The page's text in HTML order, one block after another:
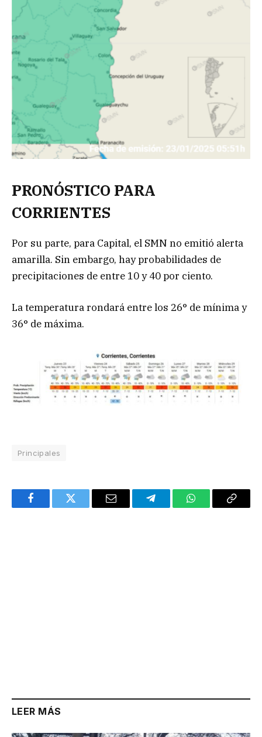
PRONÓSTICO PARA
CORRIENTES
Por su parte, para Capital, el SMN no emitió alerta
amarilla. Sin embargo, hay probabilidades de
precipitaciones de entre 10 y 40 por ciento.
La temperatura rondará entre los 26° de mínima y
36° de máxima.
Principales
FacebookTwitter Email TelegramWhatsAppCopy
LEER MÁS